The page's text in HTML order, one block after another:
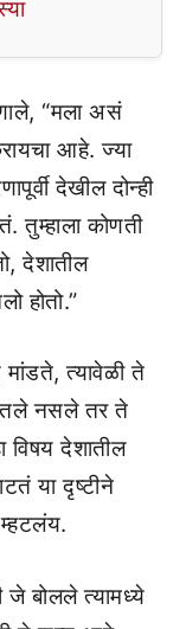
“मला असं
आहे. ज्या
देखील दोन्ही
तुम्हाला कोणती
देशातील
होतो.”
मांडते, त्यावेळी ते
नसले तर ते
देशातील
या दृष्टीने
म्हटलंय.
जे बोलले त्यामध्ये